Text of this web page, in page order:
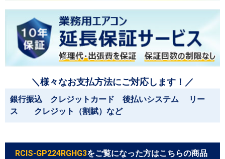
＼様々なお支払方法にご対応します！／
銀行振込 クレジットカード 後払いシステム リー
ス クレジット（割賦）など
RCIS-GP224RGHG3をご覧になった方はこちらの商品